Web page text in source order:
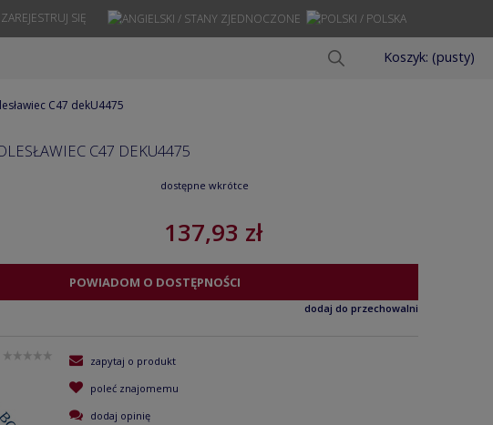
ZAREJESTRUJ SIĘ
Koszyk: (pusty)
C47 dekU4475
C47 DEKU4475
dostępne wkrótce
137,93 zł
POWIADOM O DOSTĘPNOŚCI
dodaj do przechowalni
zapytaj o produkt
poleć znajomemu
dodaj opinię